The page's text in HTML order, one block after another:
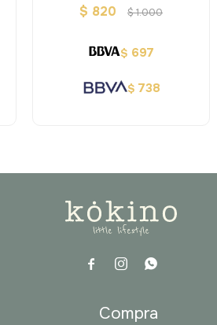
$ 820 $1.000
$ 697
$ 738
  
Compra